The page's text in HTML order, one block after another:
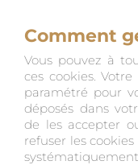
Comment
Vous pouvez à
ces cookies.
paramétré pour
déposés dans
de les accepter
refuser les